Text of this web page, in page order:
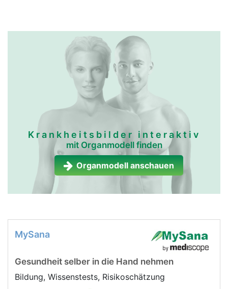
Krankheitsbilder interaktiv
mit Organmodell finden
Organmodell anschauen
MySana
Gesundheit selber in die Hand nehmen
Bildung, Wissenstests, Risikoschätzung